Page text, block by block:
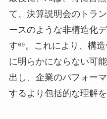
て、決算説明会のトラ
ースのような非構造化
す⁶⁹。これにより、構
に明らかにならない可
出し、企業のパフォー
するより包括的な理解を